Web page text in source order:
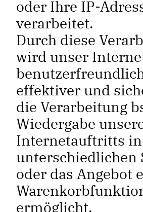
oder Ihre IP-
verarbeitet.
Durch diese
wird unser
effektiver und
die Verarbeitung
Wiedergabe
Internetauftritts in
unterschiedlichen
oder das Angebot
ermöglicht.